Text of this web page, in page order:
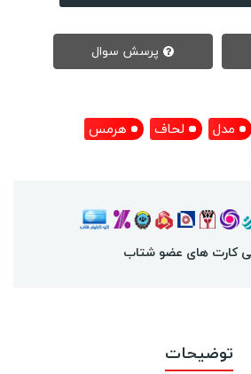
مدل لحاف
هرمس
کارت های عضو شتاب
توضیحات